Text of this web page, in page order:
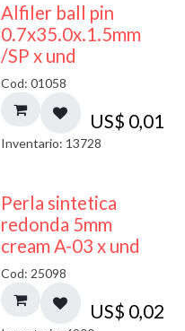
Alfiler ball pin
0.7x35.0x.1.5mm
/SP x und
Cod: 01058
US$ 0,01
Inventario: 13728
Perla sintetica
redonda 5mm
cream A-03 x und
Cod: 25098
US$ 0,02